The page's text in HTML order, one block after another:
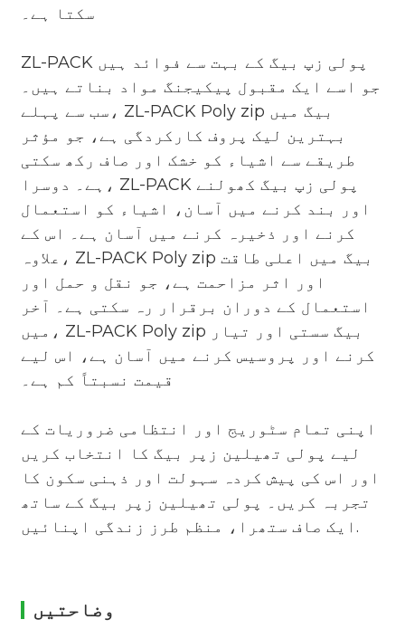
سکتا ہے۔
ZL-PACK پولی زپ بیگ کے بہت سے فوائد ہیں
جو اسے ایک مقبول پیکیجنگ مواد بناتے ہیں۔
سب سے پہلے، ZL-PACK Poly zip بیگ میں
بہترین لیک پروف کارکردگی ہے، جو مؤثر
طریقے سے اشیاء کو خشک اور صاف رکھ سکتی
ہے۔ دوسرا، ZL-PACK پولی زپ بیگ کھولنے
اور بند کرنے میں آسان، اشیاء کو استعمال
کرنے اور ذخیرہ کرنے میں آسان ہے۔ اس کے
علاوہ، ZL-PACK Poly zip بیگ میں اعلی طاقت
اور اثر مزاحمت ہے، جو نقل و حمل اور
استعمال کے دوران برقرار رہ سکتی ہے۔ آخر
میں، ZL-PACK Poly zip بیگ سستی اور تیار
کرنے اور پروسیس کرنے میں آسان ہے، اس لیے
قیمت نسبتاً کم ہے۔
اپنی تمام سٹوریج اور انتظامی ضروریات کے
لیے پولی تھیلین زپر بیگ کا انتخاب کریں
اور اس کی پیش کردہ سہولت اور ذہنی سکون کا
تجربہ کریں۔ پولی تھیلین زپر بیگ کے ساتھ
ایک صاف ستھرا، منظم طرز زندگی اپنائیں.
وضاحتیں